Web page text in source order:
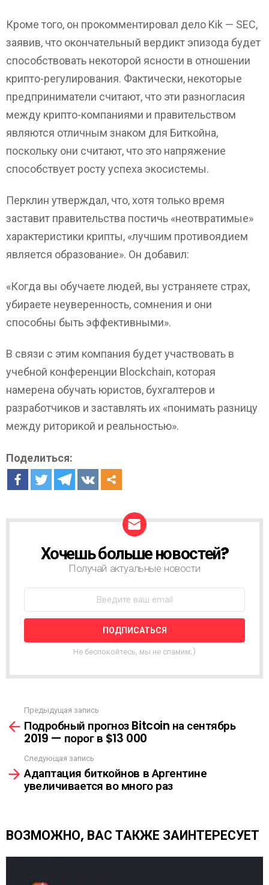
Кроме того, он прокомментировал дело Kik — SEC,
заявив, что окончательный вердикт эпизода будет
способствовать некоторой ясности в отношении
крипто-регулирования. Фактически, некоторые
предприниматели считают, что эти разногласия
между крипто-компаниями и правительством
являются отличным знаком для Биткойна,
поскольку они считают, что это напряжение
способствует росту успеха экосистемы.
Перклин утверждал, что, хотя только время
заставит правительства постичь «неотвратимые»
характеристики крипты, «лучшим противоядием
является образование». Он добавил:
«Когда вы обучаете людей, вы устраняете страх,
убираете неуверенность, сомнения и они
способны быть эффективными».
В связи с этим компания будет участвовать в
учебной конференции Blockchain, которая
намерена обучать юристов, бухгалтеров и
разработчиков и заставлять их «понимать разницу
между риторикой и реальностью».
Поделиться:
О
Т
Н
А
Ы
Л
К
А
Хочешь больше новостей?
Получай актуальные новости
Не беспокойтесь, мы не спамим;)
м
е
щ
Предыдущая запись
Подробный прогноз Bitcoin на сентябрь
2019 — порог в $13 000
Следующая запись
Адаптация биткойнов в Аргентине
увеличивается во много раз
ВОЗМОЖНО, ВАС ТАКЖЕ ЗАИНТЕРЕСУЕТ